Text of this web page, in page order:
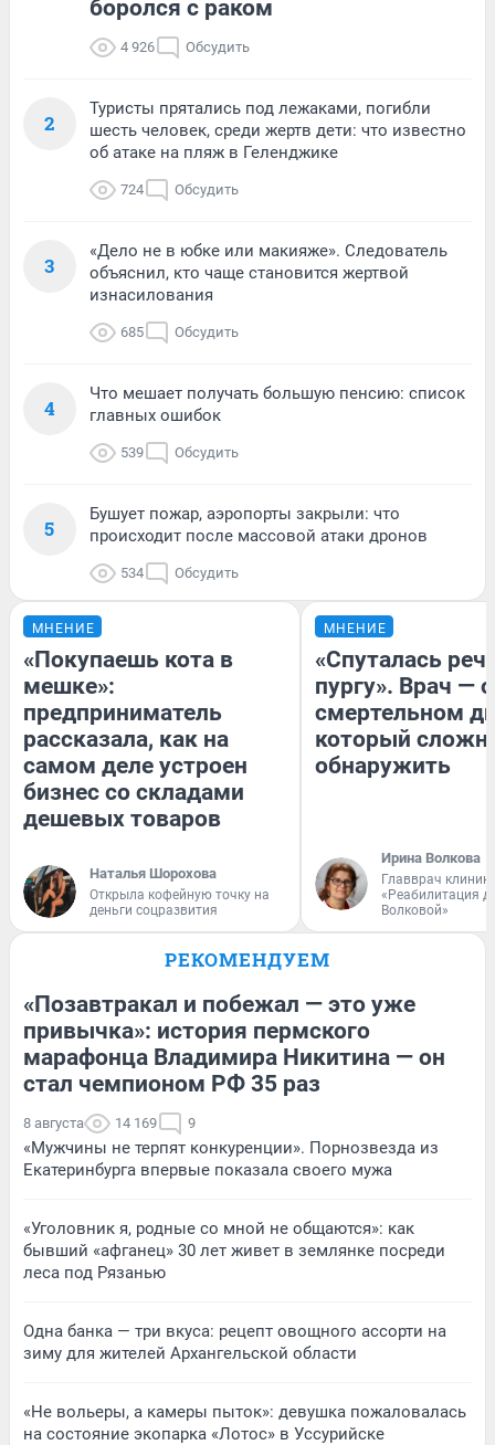
боролся с раком
4 926 Обсудить
2
Туристы прятались под лежаками, погибли
шесть человек, среди жертв дети: что известно
об атаке на пляж в Геленджике
724 Обсудить
3
«Дело не в юбке или макияже». Следователь
объяснил, кто чаще становится жертвой
изнасилования
685 Обсудить
4
Что мешает получать большую пенсию: список
главных ошибок
539 Обсудить
5
Бушует пожар, аэропорты закрыли: что
происходит после массовой атаки дронов
534 Обсудить
МНЕНИЕ
«Покупаешь кота в
мешке»:
предприниматель
рассказала, как на
самом деле устроен
бизнес со складами
дешевых товаров
Наталья Шорохова
Открыла кофейную точку на
деньги соцразвития
МНЕНИЕ
«Спуталась
пургу». Врач — о
смертельном
который
обнаружить
Ирина Волкова
Главврач
«Реабилитация
Волковой»
РЕКОМЕНДУЕМ
«Позавтракал и побежал — это уже
привычка»: история пермского
марафонца Владимира Никитина — он
стал чемпионом РФ 35 раз
8 августа 14 169 9
«Мужчины не терпят конкуренции». Порнозвезда из
Екатеринбурга впервые показала своего мужа
«Уголовник я, родные со мной не общаются»: как
бывший «афганец» 30 лет живет в землянке посреди
леса под Рязанью
Одна банка — три вкуса: рецепт овощного ассорти на
зиму для жителей Архангельской области
«Не вольеры, а камеры пыток»: девушка пожаловалась
на состояние экопарка «Лотос» в Уссурийске